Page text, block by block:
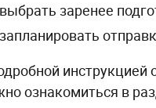
выбрать заренее
запланировать
инструкцией
ознакомиться в